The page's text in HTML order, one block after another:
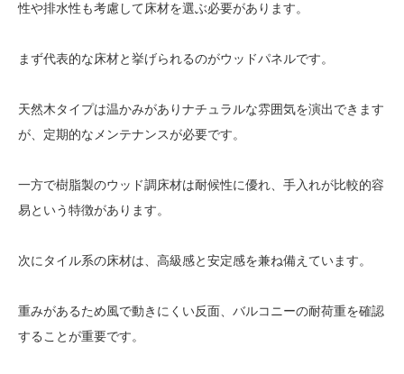
性や排水性も考慮して床材を選ぶ必要があります。
まず代表的な床材と挙げられるのがウッドパネルです。
天然木タイプは温かみがありナチュラルな雰囲気を演出できます
が、定期的なメンテナンスが必要です。
一方で樹脂製のウッド調床材は耐候性に優れ、手入れが比較的容
易という特徴があります。
次にタイル系の床材は、高級感と安定感を兼ね備えています。
重みがあるため風で動きにくい反面、バルコニーの耐荷重を確認
することが重要です。